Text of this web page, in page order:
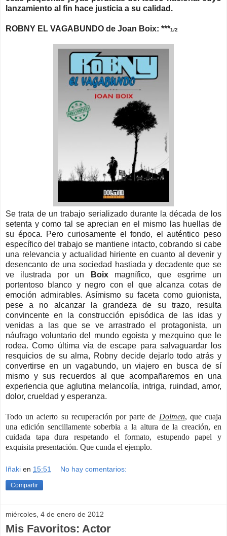
lanzamiento al fin hace justicia a su calidad.
ROBNY EL VAGABUNDO de Joan Boix: ***1/2
Se trata de un trabajo serializado durante la década de los
setenta y como tal se aprecian en el mismo las huellas de
su época. Pero curiosamente el fondo, el auténtico peso
específico del trabajo se mantiene intacto, cobrando si cabe
una relevancia y actualidad hiriente en cuanto al devenir y
desencanto de una sociedad hastiada y decadente que se
ve ilustrada por un
Boixmagnífico, que esgrime un
portentoso blanco y negro con el que alcanza cotas de
emoción admirables. Asímismo su faceta como guionista,
pese a no alcanzar la grandeza de su trazo, resulta
convincente en la construcción episódica de las idas y
venidas a las que se ve arrastrado el protagonista, un
náufrago voluntario del mundo egoista y mezquino que le
rodea. Como última vía de escape para salvaguardar los
resquicios de su alma, Robny decide dejarlo todo atrás y
convertirse en un vagabundo, un viajero en busca de sí
mismo y sus recuerdos al que acompañaremos en una
experiencia que aglutina melancolía, intriga, ruindad, amor,
dolor, crueldad y esperanza.
Todo un acierto su recuperación por parte de Dolmen, que cuaja
una edición sencillamente soberbia a la altura de la creación, en
cuidada tapa dura respetando el formato, estupendo papel y
exquisita presentación. Que cunda el ejemplo.
Iñaki en 15:51 No hay comentarios:
Compartir
miércoles, 4 de enero de 2012
Mis Favoritos: Actor